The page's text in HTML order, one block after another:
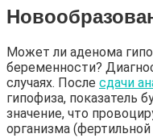
Может ли аденома
беременности?
случаях. После сдачи
гипофиза, показатель
значение, что
организма